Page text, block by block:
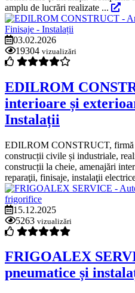
amplu de lucrări realizate ...
03.02.2026
19304 vizualizări
EDILROM
interioare și
Instalații
EDILROM CONSTRUCT, firmă
construcții civile și industriale,
construcții la cheie, amenajări
reparaţii, finisaje, instalaţii
15.12.2025
5263 vizualizări
FRIGOALEX
pneumatice și